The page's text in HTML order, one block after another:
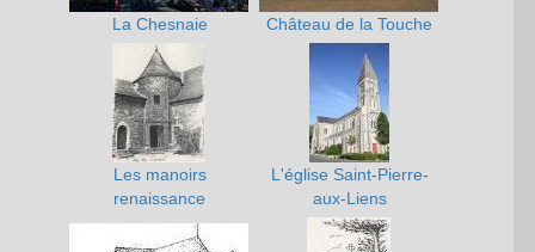
La Chesnaie Château de la Touche
Les manoirs
renaissance
L'église Saint-Pierre-
aux-Liens